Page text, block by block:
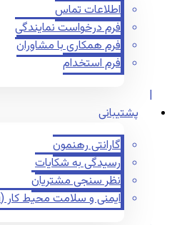
اطلاعات تماس
فرم درخواست نمایندگی
فرم همکاری با مشاوران
فرم استخدام
پشتیبانی
گارانتی رهنمون
رسیدگی به شکایات
نظر سنجی مشتریان
ایمنی و سلامت محیط کار (HSE Plan)